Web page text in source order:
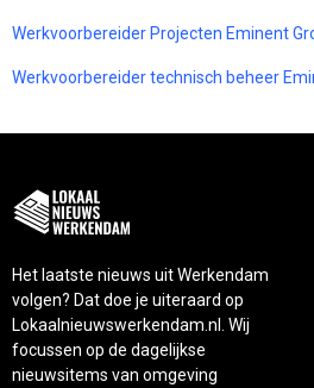
Werkvoorbereider Projecten Eminent
Werkvoorbereider technisch beheer
Het laatste nieuws uit Werkendam
volgen? Dat doe je uiteraard op
Lokaalnieuwswerkendam.nl. Wij
focussen op de dagelijkse
nieuwsitems van omgeving